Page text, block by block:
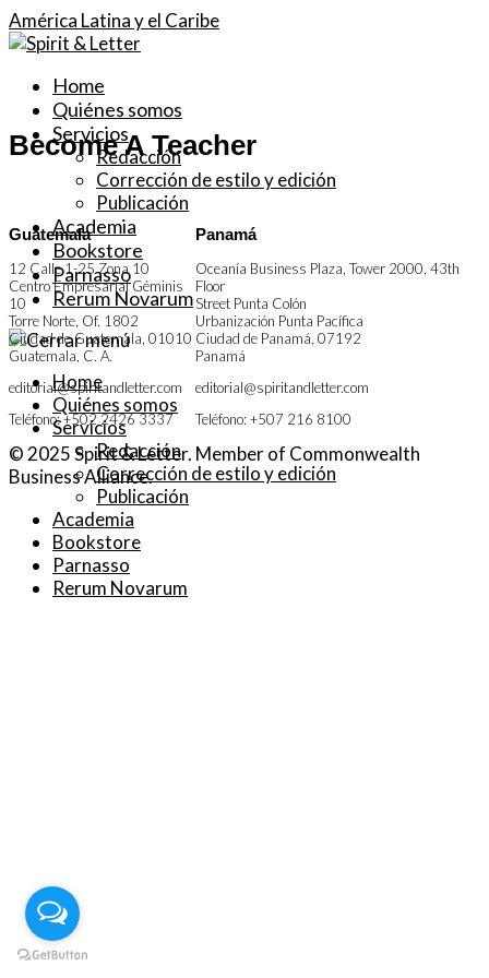
América Latina y el Caribe
Home
Quiénes somos
Servicios
Redacción
Corrección de estilo y edición
Publicación
Academia
Bookstore
Parnasso
Rerum Novarum
Home
Quiénes somos
Servicios
Redacción
Corrección de estilo y edición
Publicación
Academia
Bookstore
Parnasso
Rerum Novarum
Become A Teacher
Guatemala
12 Calle 1-25 Zona 10
Centro Empresarial Géminis
10
Torre Norte, Of. 1802
Ciudad de Guatemala 01010
Guatemala, C. A.
editorial@spiritandletter.com
Teléfono: +502 2426 3337
Panamá
Oceanía Business Plaza, Tower 2000, 43th
Floor
Street Punta Colón
Urbanización Punta Pacífica
Ciudad de Panamá ,07192
Panamá
editorial@spiritandletter.com
Teléfono: +507 216 8100
© 2025 Spirit & Letter. Member of Commonwealth
Business Alliance.